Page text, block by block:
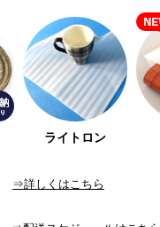
ライトロン
⇒詳しくはこちら